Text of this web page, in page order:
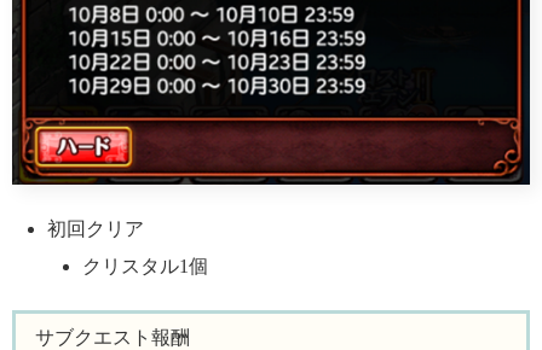
初回クリア
クリスタル1個
サブクエスト報酬